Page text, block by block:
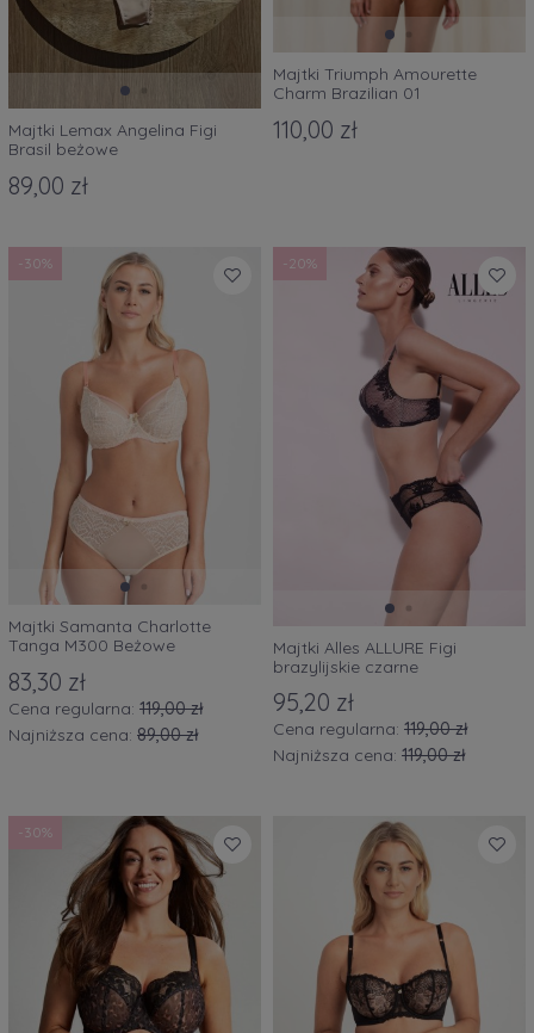
Majtki Lemax Angelina Figi
Brasil beżowe
89,00 zł
Majtki Triumph Amourette
Charm Brazilian 01
110,00 zł
Majtki Samanta Charlotte
Tanga M300 Beżowe
83,30 zł
Cena regularna: 119,00 zł
Najniższa cena: 89,00 zł
-30%
Majtki Alles ALLURE Figi
brazylijskie czarne
95,20 zł
Cena regularna: 119,00 zł
Najniższa cena: 119,00 zł
-20%
-30%